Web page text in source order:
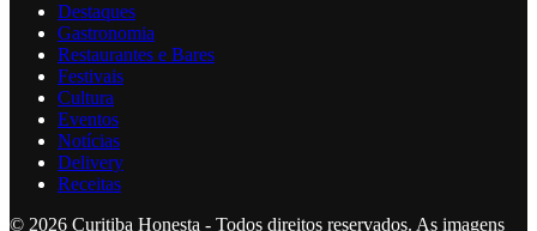
Destaques
Gastronomia
Restaurantes e Bares
Festivais
Cultura
Eventos
Notícias
Delivery
Receitas
© 2026 Curitiba Honesta - Todos direitos reservados. As imagens